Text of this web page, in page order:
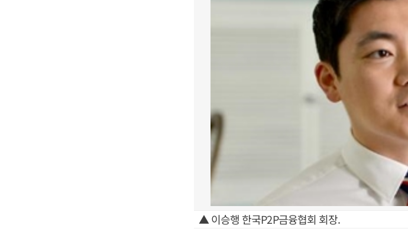
▲ 이승행 한국P2P금융협회 회장.